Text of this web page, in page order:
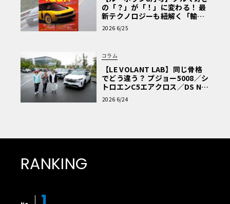
の「？」が「！」に変わる！ 最
新テクノロジーも紐解く「輸入
車Q&A」
2026 6/25
コラム
【LE VOLANT LAB】同じ骨格
でどう違う？ プジョー5008／シ
トロエンC5エアクロス／DS Nº4
読者一気乗りレポート
2026 6/24
RANKING